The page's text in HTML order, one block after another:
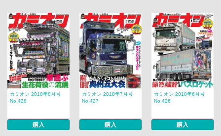
カミオン 2018年8月号
No.428
購入
カミオン 2018年7月号
No.427
購入
カミオン 2018年6月号
No.426
購入